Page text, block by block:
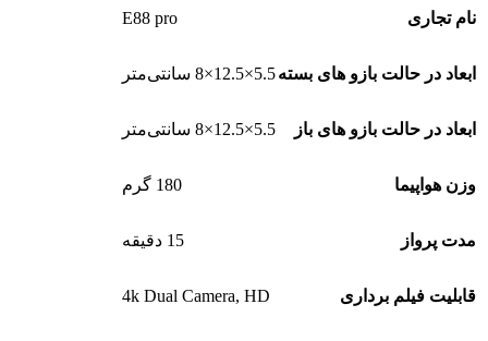
نام تجاری E88 pro
ابعاد در حالت بازو های بسته5.5×12.5×8 سانتی‌متر
ابعاد در حالت بازو های باز 5.5×12.5×8 سانتی‌متر
وزن هواپیما 180 گرم
مدت پرواز 15 دقیقه
قابلیت فیلم برداری 4k Dual Camera, HD